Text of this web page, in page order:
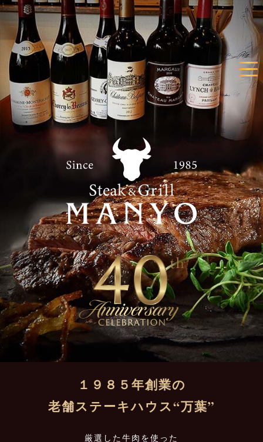
１９８５年創業の
老舗ステーキハウス“万葉”
厳選した牛肉を使った